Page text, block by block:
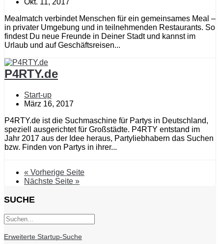
Okt. 11, 2017
Mealmatch verbindet Menschen für ein gemeinsames Meal –
in privater Umgebung und in teilnehmenden Restaurants. So
findest Du neue Freunde in Deiner Stadt und kannst im
Urlaub und auf Geschäftsreisen...
P4RTY.de
Start-up
März 16, 2017
P4RTY.de ist die Suchmaschine für Partys in Deutschland,
speziell ausgerichtet für Großstädte. P4RTY entstand im
Jahr 2017 aus der Idee heraus, Partyliebhabern das Suchen
bzw. Finden von Partys in ihrer...
« Vorherige Seite
Nächste Seite »
SUCHE
Erweiterte Startup-Suche